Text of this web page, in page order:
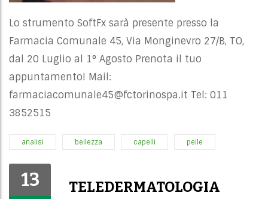
Lo strumento SoftFx sarà presente presso la
Farmacia Comunale 45, Via Monginevro 27/B, TO,
dal 20 Luglio al 1° Agosto Prenota il tuo
appuntamento! Mail:
farmaciacomunale45@fctorinospa.it Tel: 011
3852515
analisi bellezza capelli pelle
13 TELEDERMATOLOGIA